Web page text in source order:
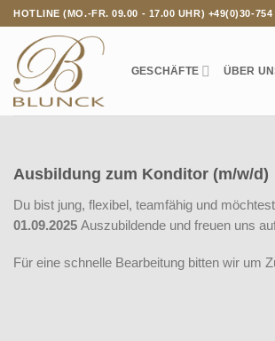
Zum
Inhalt
springen
HOTLINE (MO.-FR. 09.00 - 17.00 UHR) +49(0)30-754
GESCHÄFTE ÜBER
Ausbildung zum Konditor (m/w/d)
Du bist jung, flexibel, teamfähig und
01.09.2025 Auszubildende und freuen uns
Für eine schnelle Bearbeitung bitten wir um